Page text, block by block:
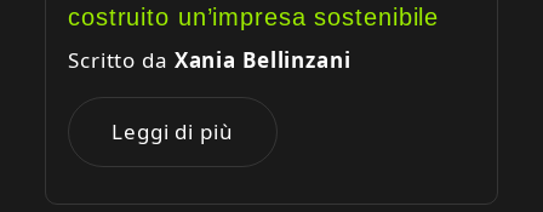
costruito un’impresa sostenibile
Scritto da Xania Bellinzani
Leggi di più